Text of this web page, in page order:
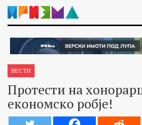
ВЕСТИ
Протести на
економско робје!